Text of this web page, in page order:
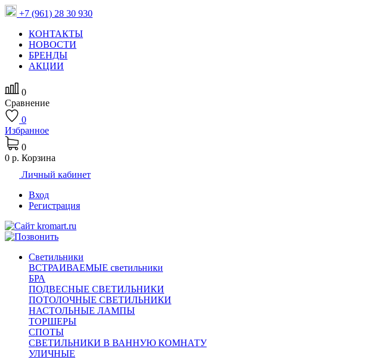
+7 (961) 28 30 930
КОНТАКТЫ
НОВОСТИ
БРЕНДЫ
АКЦИИ
0
Сравнение
0
Избранное
0
0 р. Корзина
Личный кабинет
Вход
Регистрация
Светильники
ВСТРАИВАЕМЫЕ светильники
БРА
ПОДВЕСНЫЕ СВЕТИЛЬНИКИ
ПОТОЛОЧНЫЕ СВЕТИЛЬНИКИ
НАСТОЛЬНЫЕ ЛАМПЫ
ТОРШЕРЫ
СПОТЫ
СВЕТИЛЬНИКИ В ВАННУЮ КОМНАТУ
УЛИЧНЫЕ